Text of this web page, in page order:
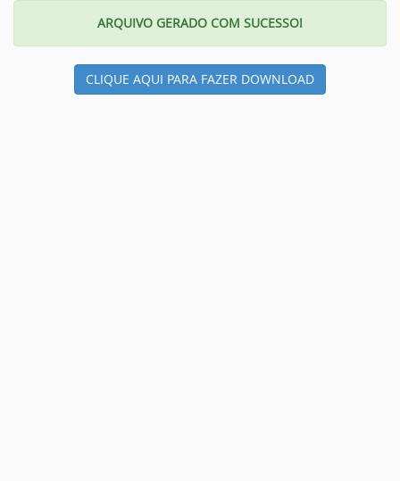
ARQUIVO GERADO COM SUCESSO!
CLIQUE AQUI PARA FAZER DOWNLOAD